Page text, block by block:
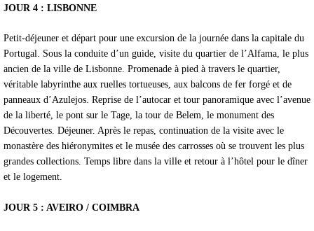
JOUR 4 : LISBONNE
Petit-déjeuner et départ pour une excursion de la journée dans la capitale du
Portugal. Sous la conduite d’un guide, visite du quartier de l’Alfama, le plus
ancien de la ville de Lisbonne. Promenade à pied à travers le quartier,
véritable labyrinthe aux ruelles tortueuses, aux balcons de fer forgé et de
panneaux d’Azulejos. Reprise de l’autocar et tour panoramique avec l’avenue
de la liberté, le pont sur le Tage, la tour de Belem, le monument des
Découvertes. Déjeuner. Après le repas, continuation de la visite avec le
monastère des hiéronymites et le musée des carrosses où se trouvent les plus
grandes collections. Temps libre dans la ville et retour à l’hôtel pour le dîner
et le logement.
JOUR 5 : AVEIRO / COIMBRA